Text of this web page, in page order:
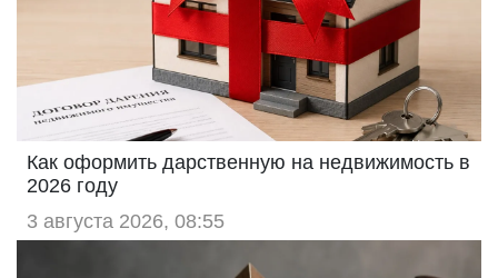
Как оформить дарственную на недвижимость в
2026 году
3 августа 2026, 08:55